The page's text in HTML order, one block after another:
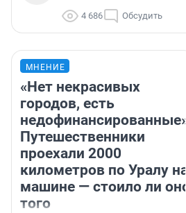
4 686 Обсудить
МНЕНИЕ
«Нет некрасивых
городов, есть
недофинансированные».
Путешественники
проехали 2000
километров по Уралу на
машине — стоило ли оно
того